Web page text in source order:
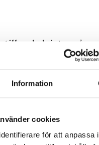
Information
cookies
för att anpassa
en helgjuten
och